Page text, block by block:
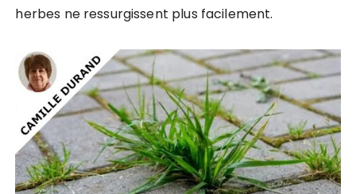
herbes ne ressurgissent plus facilement.